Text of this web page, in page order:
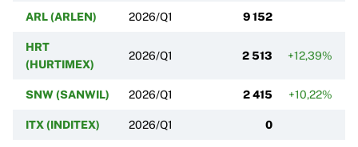
ARL (ARLEN) 2026/Q1 9 152
HRT
(HURTIMEX)
2026/Q1 2 513 +12,39%
SNW (SANWIL) 2026/Q1 2 415 +10,22%
ITX (INDITEX) 2026/Q1 0